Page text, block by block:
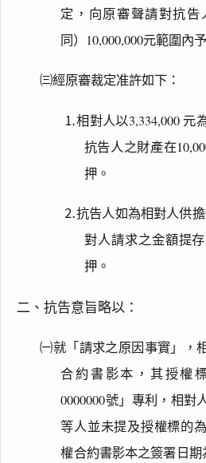
定，向原審聲請對抗
同）10,000,000元範圍內
㈢經原審裁定准許如下：
⒈相對人以3,334,000 元
抗告人之財產在
押。
⒉抗告人如為相對人供擔
對人請求之金額提
押。
二、抗告意旨略以：
㈠就「請求之原因事實」，
合約書影本，其授權
0000000號」專利，相對
等人並未提及授權標的
權合約書影本之簽署日